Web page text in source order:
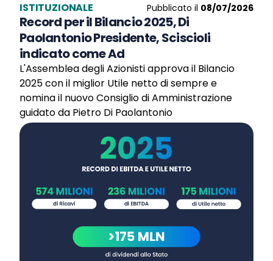
ISTITUZIONALE Pubblicato il 08/07/2026
Record per il Bilancio 2025, Di
Paolantonio Presidente, Sciscioli
indicato come Ad
L'Assemblea degli Azionisti approva il Bilancio
2025 con il miglior Utile netto di sempre e
nomina il nuovo Consiglio di Amministrazione
guidato da Pietro Di Paolantonio